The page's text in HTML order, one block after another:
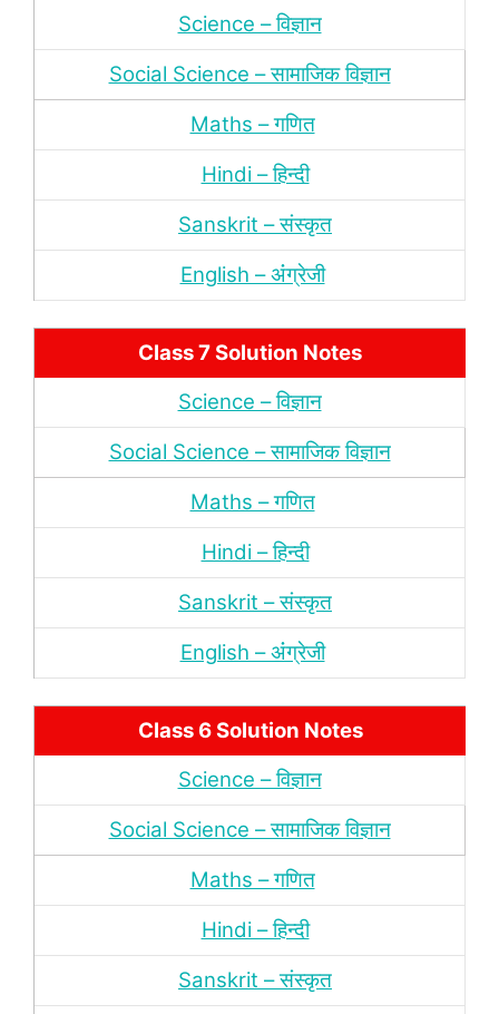
Science – विज्ञान
Social Science – सामाजिक विज्ञान
Maths – गणित
Hindi – हिन्‍दी
Sanskrit – संस्‍कृत
English – अंंग्रेजी
Class 7 Solution Notes
Science – विज्ञान
Social Science – सामाजिक विज्ञान
Maths – गणित
Hindi – हिन्‍दी
Sanskrit – संस्‍कृत
English – अंंग्रेजी
Class 6 Solution Notes
Science – विज्ञान
Social Science – सामाजिक विज्ञान
Maths – गणित
Hindi – हिन्‍दी
Sanskrit – संस्‍कृत